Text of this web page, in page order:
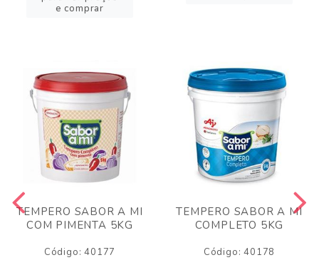
e comprar
TEMPERO SABOR A MI
COM PIMENTA 5KG
Código: 40177
TEMPERO SABOR A MI
COMPLETO 5KG
Código: 40178